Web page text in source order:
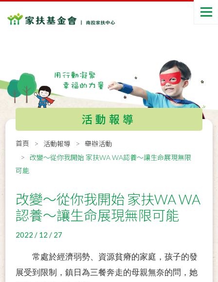
活動報導
首頁 活動報導
舉辦活動
改變～從你我開始 家扶WA WA認養～讓生命展現無限
可能
改變～從你我開始 家扶WA WA
認養～讓生命展現無限可能
2022 / 12 / 27
常處於經濟弱勢、資源貧瘠的家庭，孩子的發
展受到限制，鎮日為三餐奔走的母親無奈的問，她